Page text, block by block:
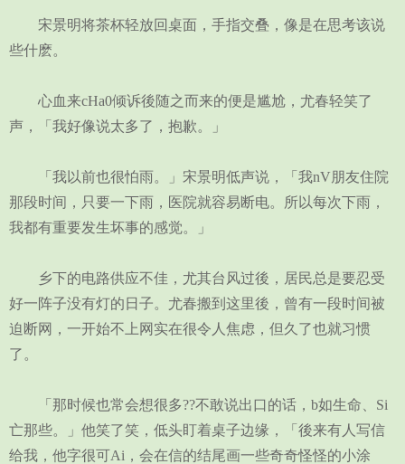
宋景明将茶杯轻放回桌面，手指交叠，像是在思考该说
些什麽。
心血来cHa0倾诉後随之而来的便是尴尬，尤春轻笑了
声，「我好像说太多了，抱歉。」
「我以前也很怕雨。」宋景明低声说，「我nV朋友住院
那段时间，只要一下雨，医院就容易断电。所以每次下雨，
我都有重要发生坏事的感觉。」
乡下的电路供应不佳，尤其台风过後，居民总是要忍受
好一阵子没有灯的日子。尤春搬到这里後，曾有一段时间被
迫断网，一开始不上网实在很令人焦虑，但久了也就习惯
了。
「那时候也常会想很多??不敢说出口的话，b如生命、Si
亡那些。」他笑了笑，低头盯着桌子边缘，「後来有人写信
给我，他字很可Ai，会在信的结尾画一些奇奇怪怪的小涂